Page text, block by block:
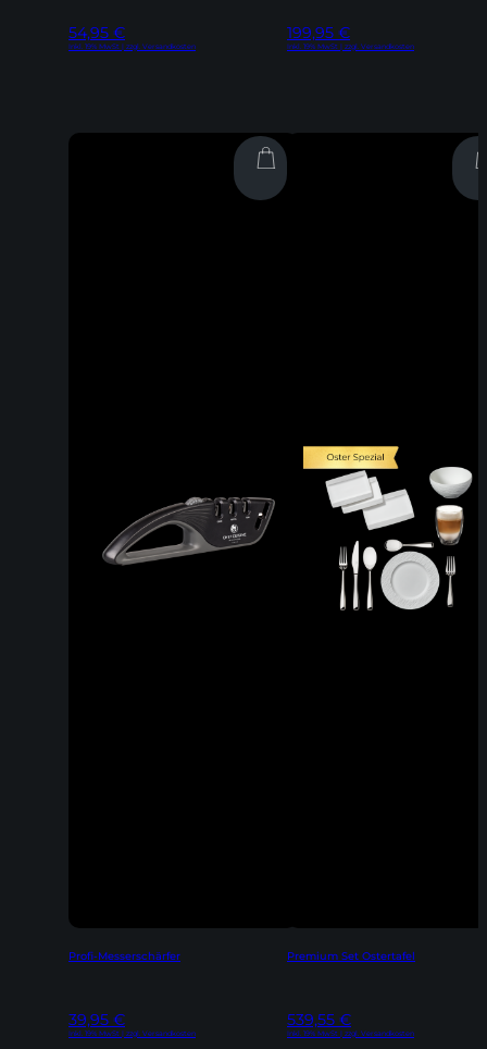
54,95 €
Inkl. 19% MwSt | zzgl. Versandkosten
199,95 €
Inkl. 19% MwSt | zzgl. Versandkosten
Profi-Messerschärfer
39,95 €
Inkl. 19% MwSt | zzgl. Versandkosten
Premium Set Ostertafel
539,55 €
Inkl. 19% MwSt | zzgl. Versandkosten